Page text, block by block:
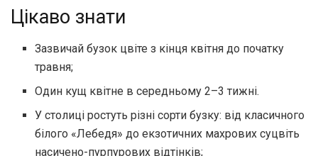
Цікаво знати
Зазвичай бузок цвіте з кінця квітня до початку
травня;
Один кущ квітне в середньому 2–3 тижні.
У столиці ростуть різні сорти бузку: від класичного
білого «Лебедя» до екзотичних махрових суцвіть
насичено-пурпурових відтінків;